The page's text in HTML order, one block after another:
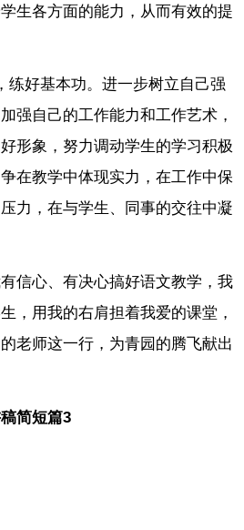
生各方面的能力，从而有效的提
练好基本功。进一步树立自己强
强自己的工作能力和工作艺术，
形象，努力调动学生的学习积极
在教学中体现实力，在工作中保
力，在与学生、同事的交往中凝
信心、有决心搞好语文教学，我
，用我的右肩担着我爱的课堂，
老师这一行，为青园的腾飞献出
简短篇3